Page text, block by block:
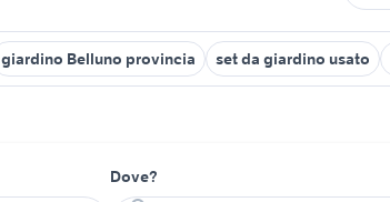
giardino Belluno provincia set da giardino usato
Dove?